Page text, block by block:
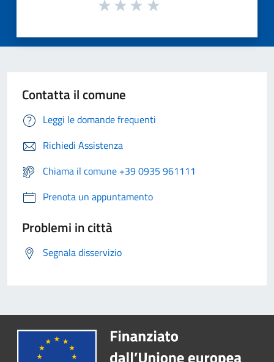
Contatta il comune
Leggi le domande frequenti
Richiedi Assistenza
Chiama il comune +39 0935 961111
Prenota un appuntamento
Problemi in città
Segnala disservizio